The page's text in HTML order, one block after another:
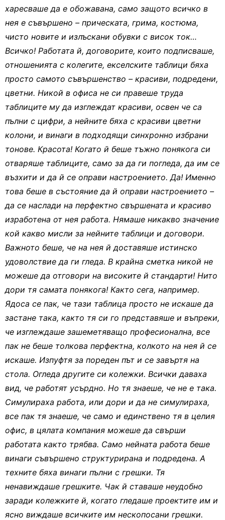
харесваше да е обожавана, само защото всичко в
нея е съвършено – прическата, грима, костюма,
чисто новите и излъскани обувки с висок ток…
Всичко! Работата й, договорите, които подписваше,
отношенията с колегите, екселските таблици бяха
просто самото съвършенство – красиви, подредени,
цветни. Никой в офиса не си правеше труда
таблиците му да изглеждат красиви, освен че са
пълни с цифри, а нейните бяха с красиви цветни
колони, и винаги в подходящи синхронно избрани
тонове. Красота! Когато й беше тъжно понякога си
отваряше таблиците, само за да ги погледа, да им се
възхити и да й се оправи настроението. Да! Именно
това беше в състояние да й оправи настроението –
да се наслади на перфектно свършената и красиво
изработена от нея работа. Нямаше никакво значение
кой какво мисли за нейните таблици и договори.
Важното беше, че на нея й доставяше истинско
удоволствие да ги гледа. В крайна сметка никой не
можеше да отговори на високите й стандарти! Нито
дори тя самата понякога! Както сега, например.
Ядоса се пак, че тази таблица просто не искаше да
застане така, както тя си го представяше и въпреки,
че изглеждаше зашеметяващо професионална, все
пак не беше толкова перфектна, колкото на нея й се
искаше. Изпуфтя за пореден път и се завъртя на
стола. Огледа другите си колежки. Всички даваха
вид, че работят усърдно. Но тя знаеше, че не е така.
Симулираха работа, или дори и да не симулираха,
все пак тя знаеше, че само и единствено тя в целия
офис, в цялата компания можеше да свърши
работата както трябва. Само нейната работа беше
винаги съвършено структурирана и подредена. А
техните бяха винаги пълни с грешки. Тя
ненавиждаше грешките. Чак й ставаше неудобно
заради колежките й, когато гледаше проектите им и
ясно виждаше всичките им нескопосани грешки.